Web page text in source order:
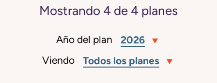
Mostrando 4 de 4 planes
Año del plan 2026
Viendo Todos los planes